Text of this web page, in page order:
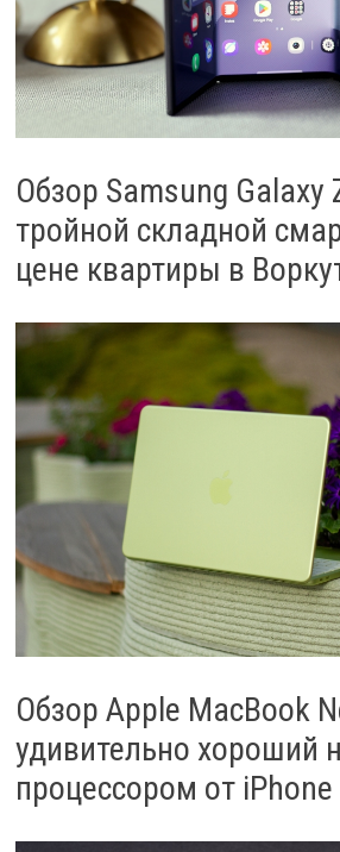
Обзор Samsung Galaxy
тройной складной
цене квартиры в
Обзор Apple MacBook
удивительно хороший
процессором от iPhone